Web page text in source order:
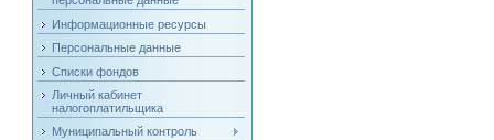
Информационные ресурсы
Персональные данные
Списки фондов
Личный кабинет
налогоплатильщика
Муниципальный контроль